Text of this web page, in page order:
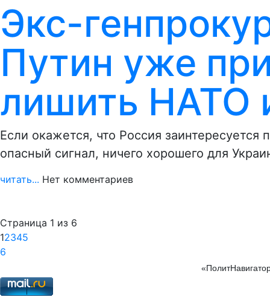
Экс-
Путин уже
лишить НАТО
Если окажется, что Россия
опасный сигнал, ничего хорошего для
читать... Нет комментариев
Страница 1 из 6
12345
6